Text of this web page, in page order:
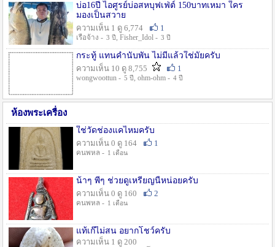
บ่อ16ปี ไอศูรย์บ่อสหบุฟเฟ่ต์ 150บาทเหมา ใคร
มองเป็นสวาย
ความเห็น 1 ดู 6,774
1
เรือจ้าง - 3 ปี , Fisher_Idol - 3 ปี
กระทู้ แทนคำนับพัน ไม่มีแล้วใช่มั๊ยครับ
ความเห็น 10 ดู 8,755
1
wongwoottun - 5 ปี , ohm-ohm - 4 ปี
ห้องพระเครื่อง
ใช่วัดช่องแคไหมครับ
ความเห็น 0 ดู 164
1
คนพหล - 1 เดือน
น้าๆ พี่ๆ ช่วยดูเหรียญนี้หน่อยครับ
ความเห็น 0 ดู 160
2
คนพหล - 1 เดือน
แท้เก๊ไม่สน อยากโชว์ครับ
ความเห็น 1 ดู 200